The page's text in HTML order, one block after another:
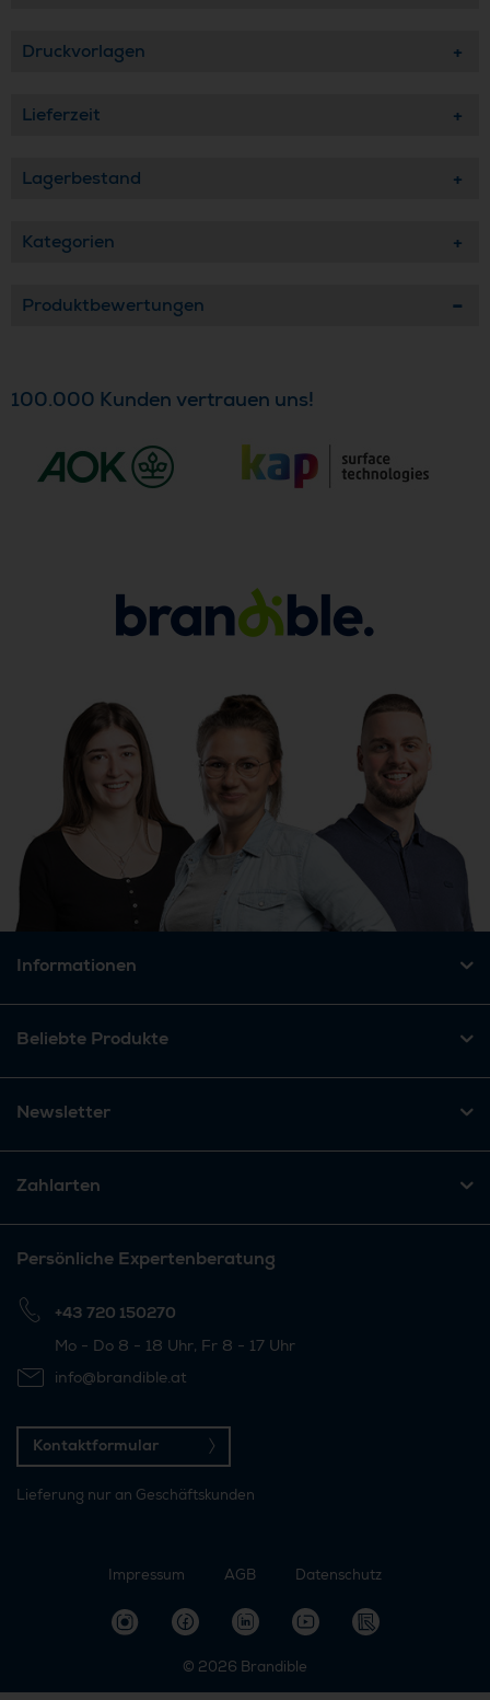
Druckvorlagen
Lieferzeit
Lagerbestand
Kategorien
Produktbewertungen
100.000 Kunden vertrauen uns!
Informationen
Beliebte Produkte
Newsletter
Zahlarten
Persönliche Expertenberatung
+43 720 150270
Mo - Do 8 - 18 Uhr, Fr 8 - 17 Uhr
info@brandible.at
Kontaktformular
Lieferung nur an Geschäftskunden
Impressum AGB Datenschutz
© 2026 Brandible